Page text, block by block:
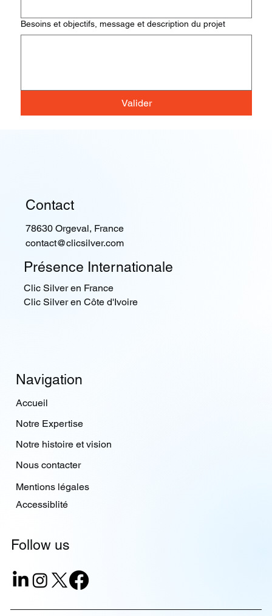
Besoins et objectifs, message et description du projet
Valider
Contact
78630 Orgeval, France
Présence Internationale
Clic Silver en France
contact@clicsilver.com
Clic Silver en Côte d'Ivoire
Navigation
Accueil
Notre histoire et vision
Notre Expertise
Nous contacter
Mentions légales
Accessiblité
Follow us